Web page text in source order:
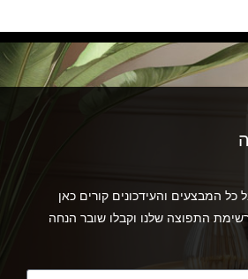
כל המבצעים והעידכונים קורים כאן
התפוצה שלנו וקבלו שובר הנחה